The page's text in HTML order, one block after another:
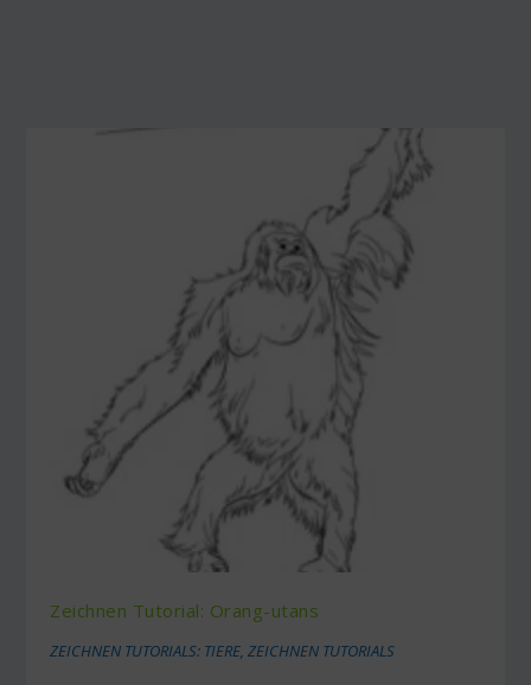
Zeichnen Tutorial: Orang-utans
ZEICHNEN TUTORIALS: TIERE,ZEICHNEN TUTORIALS